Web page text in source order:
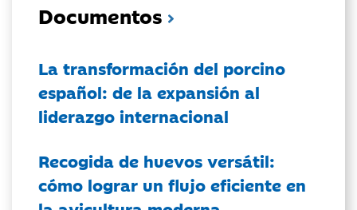
Documentos
La transformación del porcino
español: de la expansión al
liderazgo internacional
Recogida de huevos versátil:
cómo lograr un flujo eficiente en